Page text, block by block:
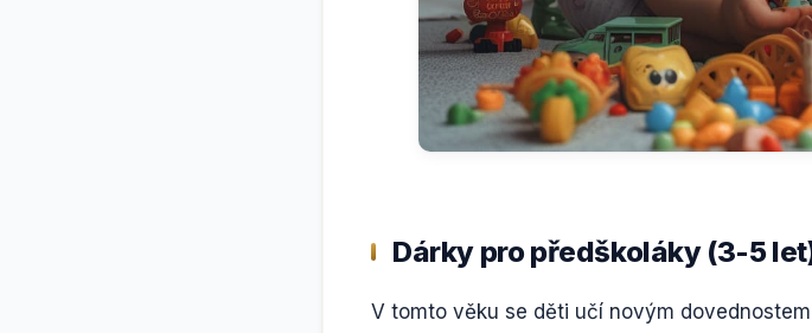
Dárky pro předškoláky (3-5
V tomto věku se děti učí novým